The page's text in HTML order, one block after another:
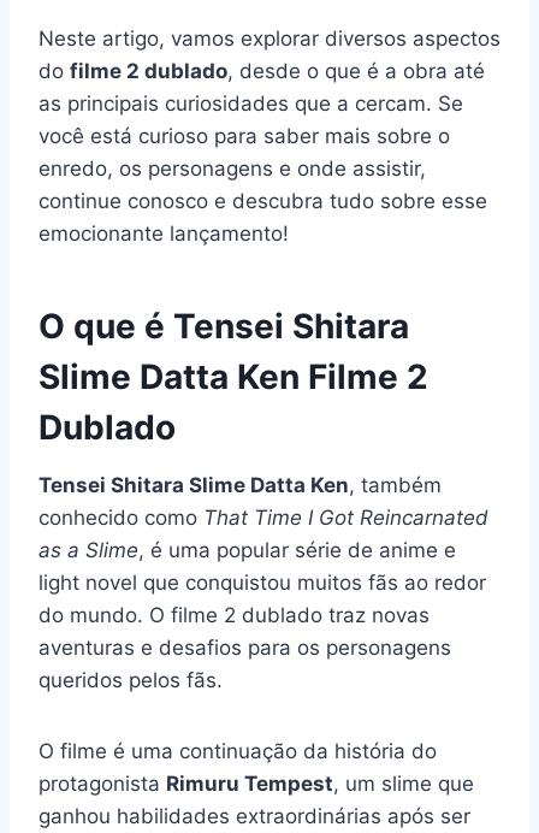
Neste artigo, vamos explorar diversos aspectos
do filme 2 dublado, desde o que é a obra até
as principais curiosidades que a cercam. Se
você está curioso para saber mais sobre o
enredo, os personagens e onde assistir,
continue conosco e descubra tudo sobre esse
emocionante lançamento!
O que é Tensei Shitara
Slime Datta Ken Filme 2
Dublado
Tensei Shitara Slime Datta Ken, também
conhecido como That Time I Got Reincarnated
as a Slime, é uma popular série de anime e
light novel que conquistou muitos fãs ao redor
do mundo. O filme 2 dublado traz novas
aventuras e desafios para os personagens
queridos pelos fãs.
O filme é uma continuação da história do
protagonista Rimuru Tempest, um slime que
ganhou habilidades extraordinárias após ser